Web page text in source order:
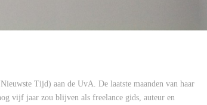
Tijd) aan de UvA. De laatste maanden van haar
vijf jaar zou blijven als freelance gids, auteur en